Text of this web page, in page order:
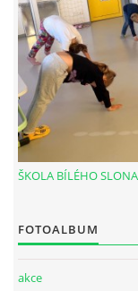
BREUSSOVA MASÁŽ
ENERGY -
FOTOALBUM
ŠKOLA BÍLÉHO SLONA
FOTOALBUM
akce